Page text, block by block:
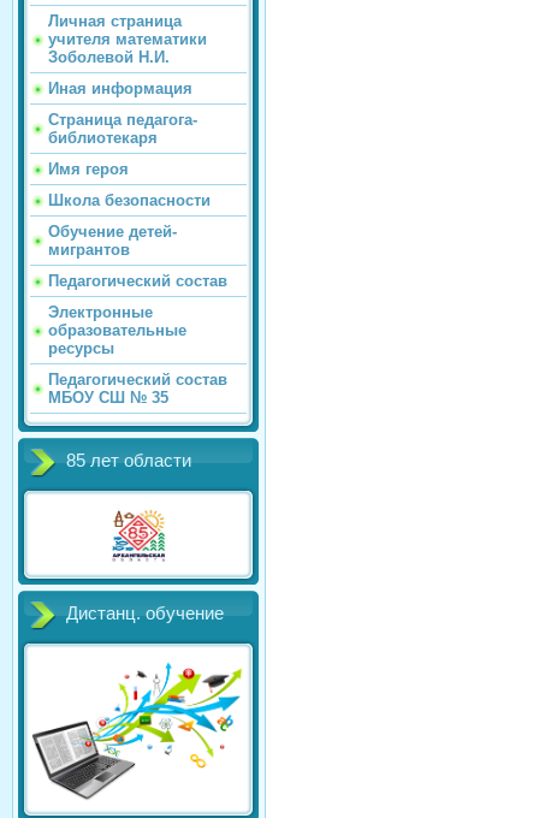
Личная страница
учителя математики
Зоболевой Н.И.
Иная информация
Страница педагога-
библиотекаря
Имя героя
Школа безопасности
Обучение детей-
мигрантов
Педагогический состав
Электронные
образовательные
ресурсы
Педагогический состав
МБОУ СШ № 35
85 лет области
Дистанц. обучение